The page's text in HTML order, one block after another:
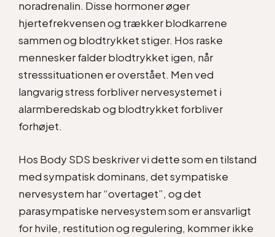
noradrenalin. Disse hormoner øger
hjertefrekvensen og trækker blodkarrene
sammen og blodtrykket stiger. Hos raske
mennesker falder blodtrykket igen, når
stresssituationen er overstået. Men ved
langvarig stress forbliver nervesystemet i
alarmberedskab og blodtrykket forbliver
forhøjet.
Hos Body SDS beskriver vi dette som en tilstand
med sympatisk dominans, det sympatiske
nervesystem har “overtaget”, og det
parasympatiske nervesystem som er ansvarligt
for hvile, restitution og regulering, kommer ikke